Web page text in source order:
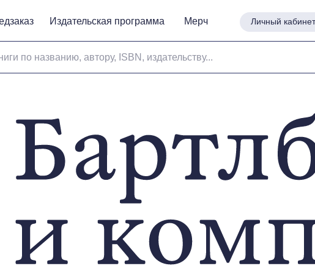
Личный кабинет
по названию, автору, ISBN, издательству...
Издательская программа Мерч Личный кабинет
Издательская программа Мерч